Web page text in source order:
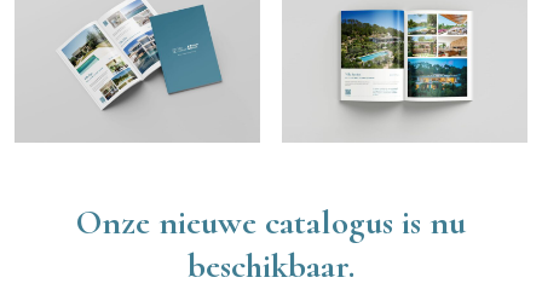
Onze nieuwe catalogus is nu
beschikbaar.